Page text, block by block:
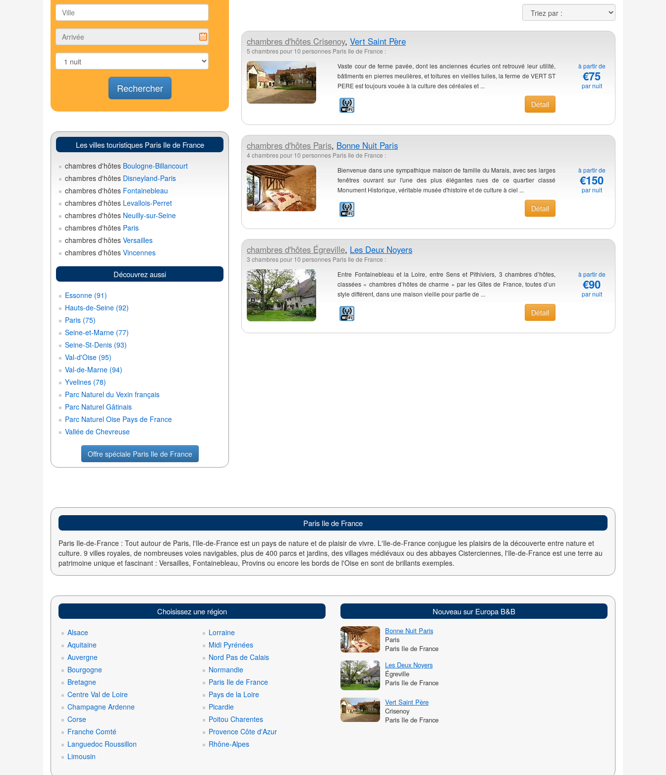
Rechercher
Les villes touristiques Paris Ile de France
chambres d'hôtes Boulogne-Billancourt
chambres d'hôtes Disneyland-Paris
chambres d'hôtes Fontainebleau
chambres d'hôtes Levallois-Perret
chambres d'hôtes Neuilly-sur-Seine
chambres d'hôtes Paris
chambres d'hôtes Versailles
chambres d'hôtes Vincennes
Découvrez aussi
Essonne (91)
Hauts-de-Seine (92)
Paris (75)
Seine-et-Marne (77)
Seine-St-Denis (93)
Val-d'Oise (95)
Val-de-Marne (94)
Yvelines (78)
Parc Naturel du Vexin français
Parc Naturel Gâtinais
Parc Naturel Oise Pays de France
Vallée de Chevreuse
Offre spéciale Paris Ile de France
chambres d'hôtes Crisenoy, Vert Saint Père
5 chambres pour 10 personnes Paris Ile de France :
Vaste cour de ferme pavée, dont les anciennes écuries ont retrouvé leur utilité,
bâtiments en pierres meulières, et toitures en vieilles tuiles, la ferme de VERT ST
PERE est toujours vouée à la culture des céréales et ...
Détail
à partir de
€75
par nuit
chambres d'hôtes Paris, Bonne Nuit Paris
4 chambres pour 10 personnes Paris Ile de France :
Bienvenue dans une sympathique maison de famille du Marais, avec ses larges
fenêtres ouvrant sur l'une des plus élégantes rues de ce quartier classé
Monument Historique, véritable musée d'histoire et de culture à ciel ...
Détail
à partir de
€150
par nuit
chambres d'hôtes Égreville, Les Deux Noyers
3 chambres pour 10 personnes Paris Ile de France :
Entre Fontainebleau et la Loire, entre Sens et Pithiviers, 3 chambres d’hôtes,
classées « chambres d’hôtes de charme » par les Gîtes de France, toutes d’un
style différent, dans une maison vieille pour partie de ...
Détail
à partir de
€90
par nuit
Paris Ile de France
Paris Ile-de-France : Tout autour de Paris, l'Ile-de-France est un pays de nature et de plaisir de vivre. L'Ile-de-France conjugue les plaisirs de la découverte entre nature et
culture. 9 villes royales, de nombreuses voies navigables, plus de 400 parcs et jardins, des villages médiévaux ou des abbayes Cisterciennes, l'Ile-de-France est une terre au
patrimoine unique et fascinant : Versailles, Fontainebleau, Provins ou encore les bords de l'Oise en sont de brillants exemples.
Choisissez une région
Alsace
Aquitaine
Auvergne
Bourgogne
Bretagne
Centre Val de Loire
Champagne Ardenne
Corse
Franche Comté
Languedoc Roussillon
Limousin
Lorraine
Midi Pyrénées
Nord Pas de Calais
Normandie
Paris Ile de France
Pays de la Loire
Picardie
Poitou Charentes
Provence Côte d'Azur
Rhône-Alpes
Nouveau sur Europa B&B
Bonne Nuit Paris
Paris
Paris Ile de France
Les Deux Noyers
Égreville
Paris Ile de France
Vert Saint Père
Crisenoy
Paris Ile de France